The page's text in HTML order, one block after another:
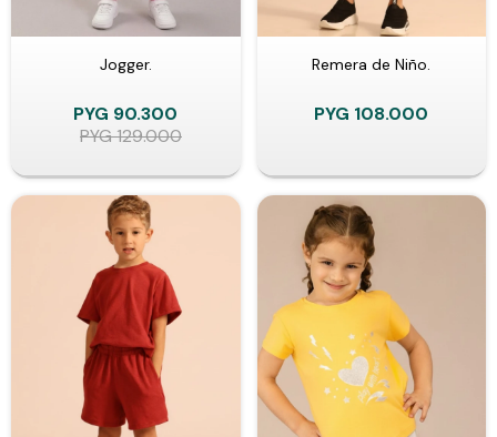
Jogger.
PYG 90.300
PYG129.000
Remera de Niño.
PYG 108.000